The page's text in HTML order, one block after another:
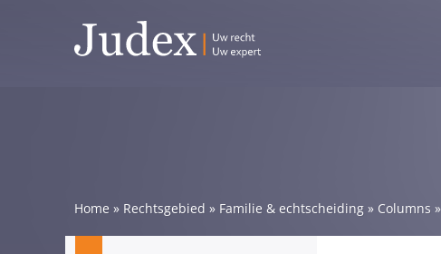
Home » Rechtsgebied » Familie & echtscheiding » Columns »